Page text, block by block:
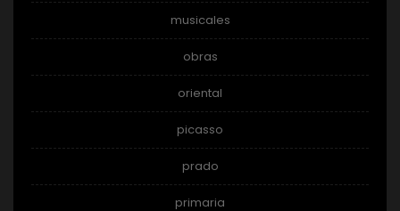
musicales
obras
oriental
picasso
prado
primaria